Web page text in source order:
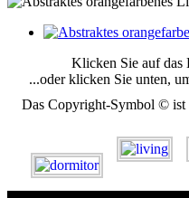
Klicken Sie auf das
...oder klicken Sie unten,
Das Copyright-Symbol © ist